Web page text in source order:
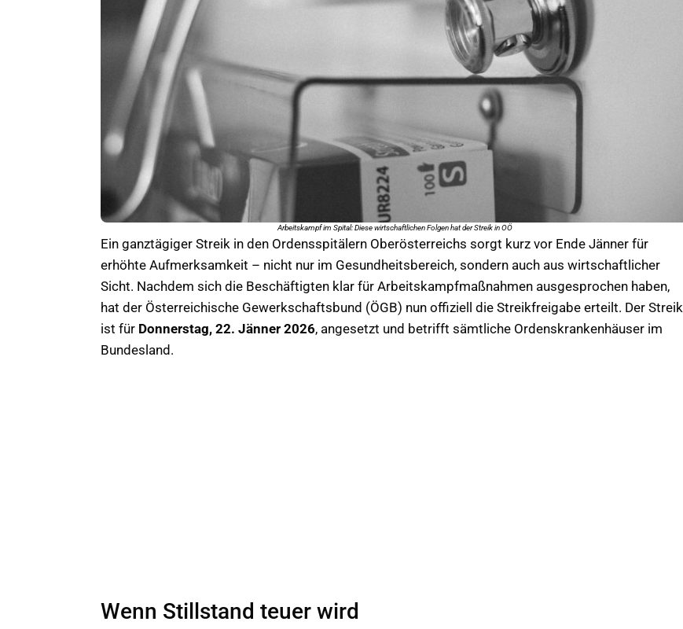
Arbeitskampf im Spital: Diese wirtschaftlichen Folgen hat der Streik in OÖ
Ein ganztägiger Streik in den Ordensspitälern Oberösterreichs sorgt kurz vor Ende Jänner für
erhöhte Aufmerksamkeit – nicht nur im Gesundheitsbereich, sondern auch aus wirtschaftlicher
Sicht. Nachdem sich die Beschäftigten klar für Arbeitskampfmaßnahmen ausgesprochen haben,
hat der Österreichische Gewerkschaftsbund (ÖGB) nun offiziell die Streikfreigabe erteilt. Der Streik
ist für Donnerstag, 22. Jänner 2026, angesetzt und betrifft sämtliche Ordenskrankenhäuser im
Bundesland.
Wenn Stillstand teuer wird